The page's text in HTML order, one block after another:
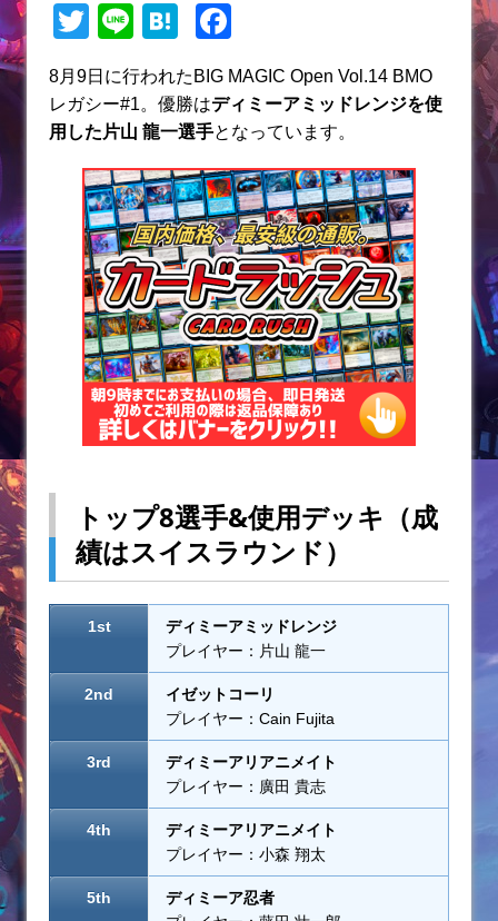
T
w
itt
er
Li
e
H
e
n
a
c
e
b
o
o
k
8月9日に行われたBIG MAGIC Open Vol.14 BMO
レガシー#1。優勝はディミーアミッドレンジを使
用した片山 龍一選手となっています。
トップ8選手&使用デッキ（成
績はスイスラウンド）
1st
ディミーアミッドレンジ
プレイヤー：片山 龍一
2nd
イゼットコーリ
プレイヤー：Cain Fujita
3rd
ディミーアリアニメイト
プレイヤー：廣田 貴志
4th
ディミーアリアニメイト
プレイヤー：小森 翔太
5th
ディミーア忍者